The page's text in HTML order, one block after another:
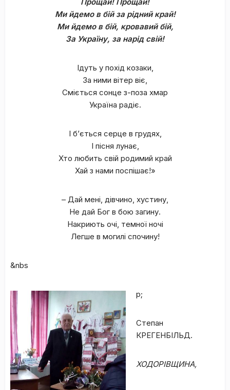
Прощай! Прощай!
Ми йдемо в бій за рідний край!
Ми йдемо в бій, кровавий бій,
За Україну, за нарід свій!
Ідуть у похід козаки,
За ними вітер віє,
Сміється сонце з-поза хмар
Україна радіє.
І б’ється серце в грудях,
І пісня лунає,
Хто любить свій родимий край
Хай з нами поспішає!»
– Дай мені, дівчино, хустину,
Не дай Бог в бою загину.
Накриють очі, темної ночі
Легше в могилі спочину!
&nbs
p;
Степан
КРЕГЕНБІЛЬД.
ХОДОРІВЩИНА,